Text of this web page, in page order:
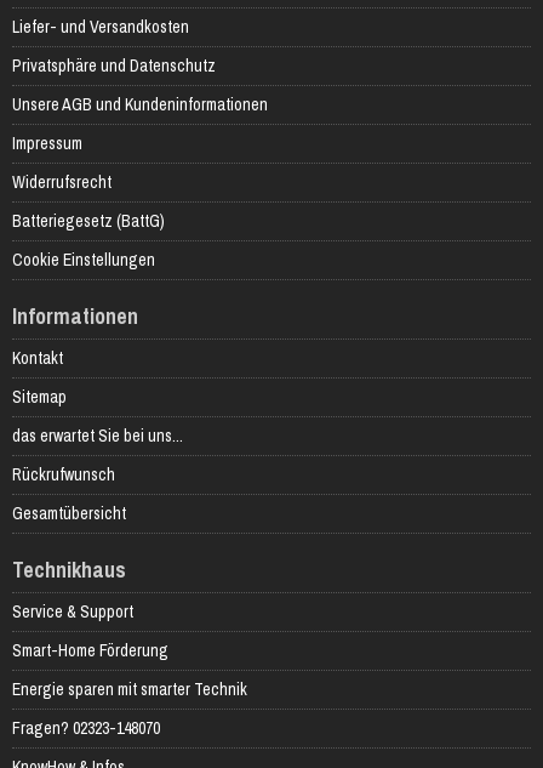
Liefer- und Versandkosten
Privatsphäre und Datenschutz
Unsere AGB und Kundeninformationen
Impressum
Widerrufsrecht
Batteriegesetz (BattG)
Cookie Einstellungen
Informationen
Kontakt
Sitemap
das erwartet Sie bei uns...
Rückrufwunsch
Gesamtübersicht
Technikhaus
Service & Support
Smart-Home Förderung
Energie sparen mit smarter Technik
Fragen? 02323-148070